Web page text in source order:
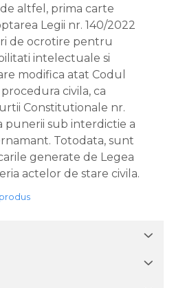
altfel, prima carte
Legii nr. 140/2022
de ocrotire pentru
intelectuale si
modifica atat Codul
civila, ca
Constitutionale nr.
punerii sub interdictie a
Totodata, sunt
generate de Legea
actelor de stare civila.